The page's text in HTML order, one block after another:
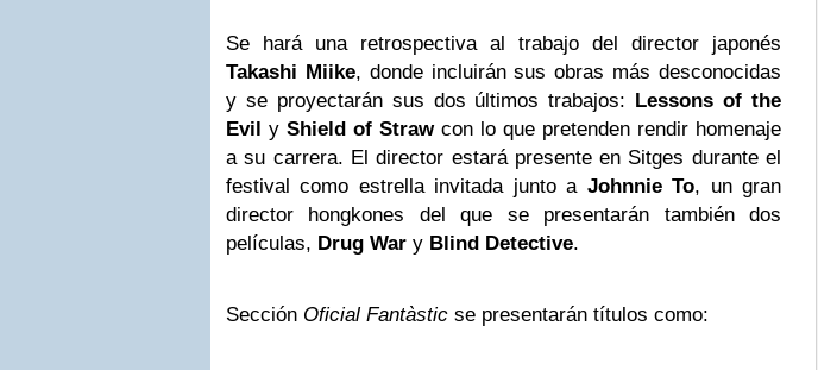
Se hará una retrospectiva al trabajo del director japonés
Takashi Miike, donde incluirán sus obras más desconocidas
y se proyectarán sus dos últimos trabajos: Lessons of the
Evil y Shield of Strawcon lo que pretenden rendir homenaje
a su carrera. El director estará presente en Sitges durante el
festival como estrella invitada junto a Johnnie To, un gran
director hongkones del que se presentarán también dos
películas, Drug War y Blind Detective.
Sección Oficial Fantàstic se presentarán títulos como: